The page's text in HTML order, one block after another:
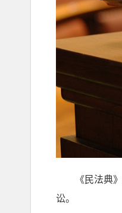
《民法典》
讼。